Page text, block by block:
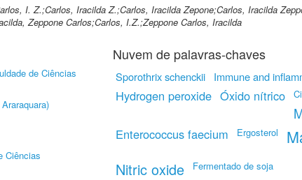
I. Z.;Carlos, Iracilda Z.;Carlos, Iracilda Zepone;Carlos, Iracilda
Zeppone Carlos;Carlos, I.Z.;Zeppone Carlos, Iracilda
de Ciências
Ciências
Nuvem de palavras-chaves
Sporothrix schenckii Immune and
Hydrogen peroxide Óxido nítrico
Enterococcus faecium Ergosterol
Nitric oxide Fermentado de soja